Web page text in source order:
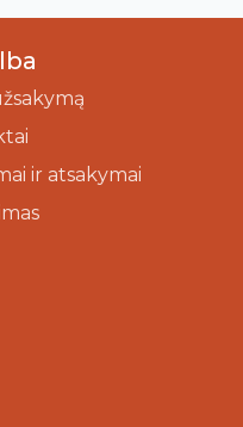
ir atsakymai